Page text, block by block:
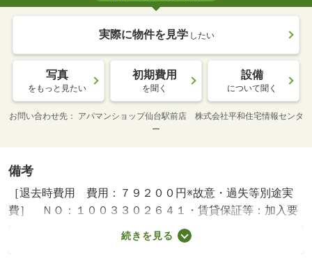
実際に物件を見学 したい
写真
をもっと見たい
初期費用
を聞く
設備
について聞く
お問い合わせ先
アパマンショップ仙台駅前店 株式会社平和住宅情報センタ
ー
備考
［退去時費用 費用：７９２００円※故意・過失等別途実
費］ ＮＯ：１００３３０２６４１・賃貸保証等：加入要
（初回保証料：賃料共益費（＋駐車場バイク賃料）の５
０％※最低保証料２万円、継続保証料（１年毎）：賃料
続きを見る